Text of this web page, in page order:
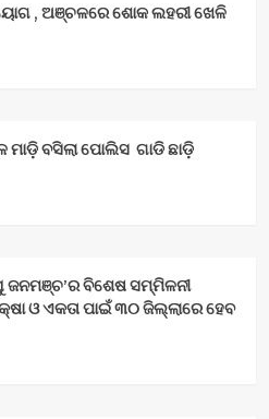
, ଅଞ୍ଚଳରେ ଶୋକ ଲହରୀ ଖେଳି
ମାଡ଼ି ବସିଲା ପୋଲିସ ଗାଡି ଛାଡ଼ି
ଜନମଞ୍ଚ’ର ବିଶେଷ ସମ୍ମିଳନୀ
ଓ ଏକତା ପାଇଁ ୩୦ ଜିଲ୍ଲାରେ ହେବ